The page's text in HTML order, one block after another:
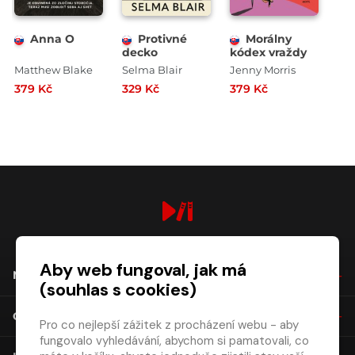
Anna O
Matthew Blake
379 Kč
Protivné
decko
Selma Blair
329 Kč
Morálny
kódex vraždy
Jenny Morris
379 Kč
NÁKUP
O SPOLEČNOSTI
Aby web fungoval, jak má
(souhlas s cookies)
Pro co nejlepší zážitek z procházení webu - aby
fungovalo vyhledávání, abychom si pamatovali, co